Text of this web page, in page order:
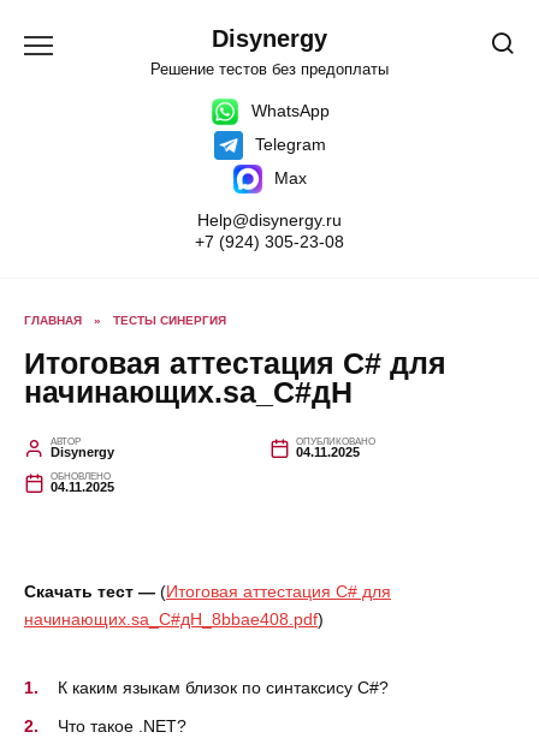
содержанию
Disynergy
Решение тестов без предоплаты
WhatsApp
Telegram
Max
Help@disynergy.ru
+7 (924) 305-23-08
ГЛАВНАЯ » ТЕСТЫ СИНЕРГИЯ
Итоговая аттестация C# для
начинающих.sa_C#дН
АВТОР
Disynergy
ОПУБЛИКОВАНО
04.11.2025
ОБНОВЛЕНО
04.11.2025
Скачать тест — (Итоговая аттестация C# для
начинающих.sa_C#дН_8bbae408.pdf)
К каким языкам близок по синтаксису C#?
Что такое .NET?